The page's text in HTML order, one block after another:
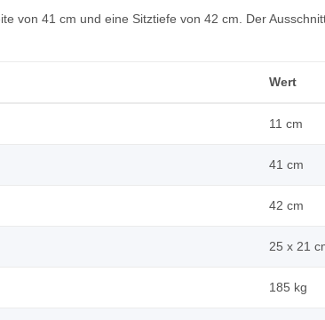
von 41 cm und eine Sitztiefe von 42 cm. Der
Wert
11 cm
41 cm
42 cm
25 x 21
185 kg